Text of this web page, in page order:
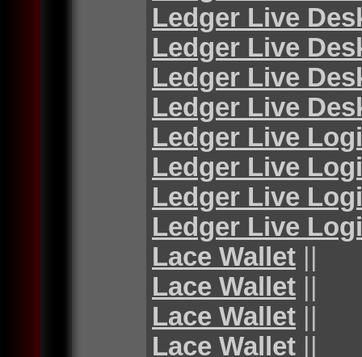
Ledger Live
Ledger Live
Ledger Live
Ledger Live
Ledger Live
Ledger Live
Ledger Live
Ledger Live
Lace Wallet ||
Lace Wallet ||
Lace Wallet ||
Lace Wallet ||